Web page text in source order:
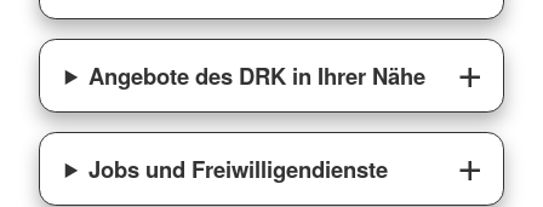
Angebote des DRK in Ihrer Nähe
Jobs und Freiwilligendienste